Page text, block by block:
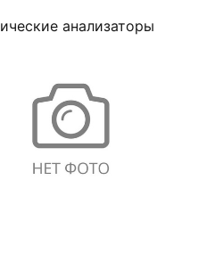
анализаторы